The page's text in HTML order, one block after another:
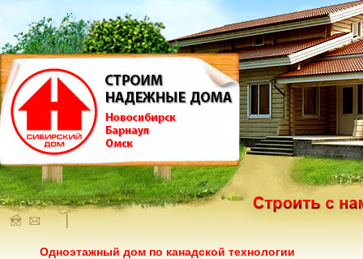
Одноэтажный дом по канадской технологии